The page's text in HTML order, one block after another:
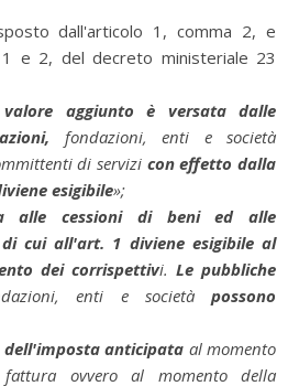
dall'articolo 1, comma 2, e
e 2, del decreto ministeriale 23
aggiunto è versata dalle
fondazioni, enti e società
di servizi con effetto dalla
esigibile»;
alle cessioni di beni ed alle
cui all'art. 1 diviene esigibile al
dei corrispettivi. Le pubbliche
enti e societàpossono
anticipata al momento
ovvero al momento della